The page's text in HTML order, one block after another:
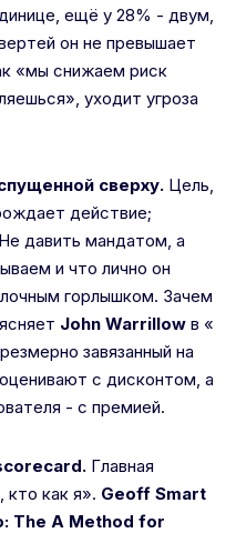
ещё у 28% - двум,
он не превышает
«мы снижаем риск
уходит угроза
сверху. Цель,
действие;
давить мандатом, а
и что лично он
горлышком. Зачем
John Warrillow в «
завязанный на
с дисконтом, а
- с премией.
Главная
кто как я». Geoff Smart
The A Method for